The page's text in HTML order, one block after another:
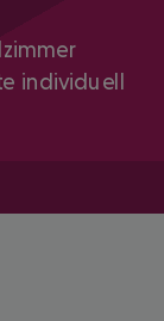
individuell